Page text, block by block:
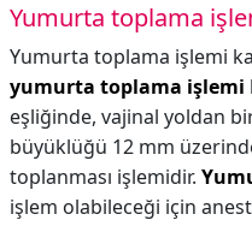
Yumurta toplama
Yumurta toplama işlemi
yumurta toplama işlemi
eşliğinde, vajinal yoldan
büyüklüğü 12 mm
toplanması işlemidir.
işlem olabileceği için